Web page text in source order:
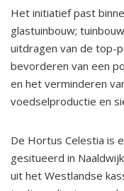
Het initiatief past
glastuinbouw;
uitdragen van de top-
bevorderen van een
en het verminderen
voedselproductie en
De Hortus Celestia is
gesitueerd in
uit het Westlandse